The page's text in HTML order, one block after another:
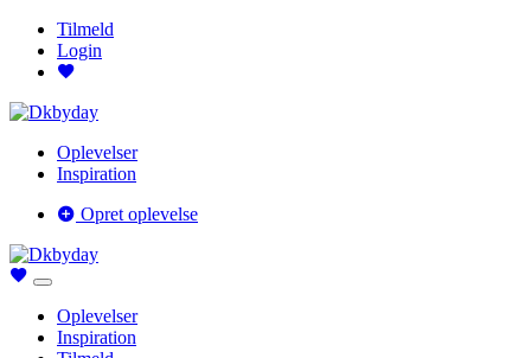
Tilmeld
Login
Oplevelser
Inspiration
Opret oplevelse
Oplevelser
Inspiration